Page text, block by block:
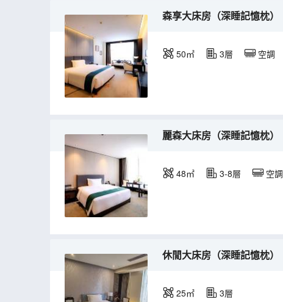
森享大床房（深睡記憶枕）
50㎡ 3層 空調
麗森大床房（深睡記憶枕）
48㎡ 3-8層 空調
休閒大床房（深睡記憶枕）
25㎡ 3層